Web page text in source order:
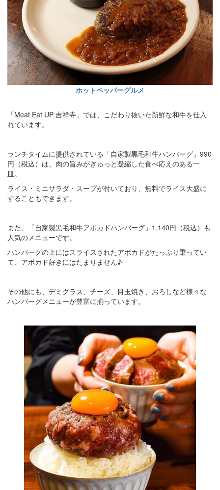
ホットペッパーグルメ
「Meat Eat UP 吉祥寺」では、こだわり抜いた新鮮な和牛を仕入
れています。
ランチタイムに提供されている「自家製黒毛和牛ハンバーグ」990
円（税込）は、肉の旨みがぎゅっと凝縮した食べ応えのある一
皿。
ライス・ミニサラダ・スープが付いており、無料でライス大盛に
することもできます。
また、「自家製黒毛和牛アボカドハンバーグ」1,140円（税込）も
人気のメニューです。
ハンバーグの上にはスライスされたアボカドがたっぷり乗ってい
て、アボカド好きにはたまりません♪
その他にも、デミグラス、チーズ、目玉焼き、おろしなど様々な
ハンバーグメニューが豊富に揃っています。